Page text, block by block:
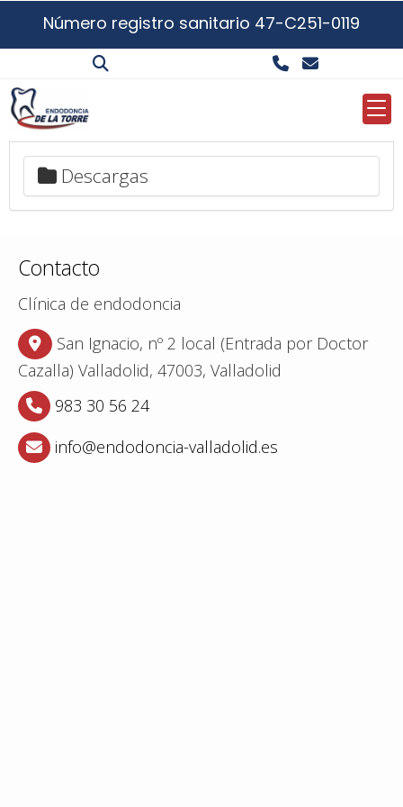
Número registro sanitario 47-C251-0119
Descargar
Descargar
Descargas
Contacto
Clínica de endodoncia
San Ignacio, nº 2 local (Entrada por Doctor
Cazalla) Valladolid, 47003, Valladolid
983 30 56 24
info
endodoncia-valladolid.es